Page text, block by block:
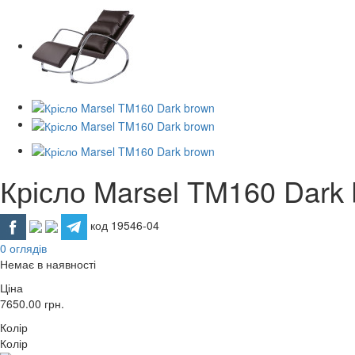
Крісло Marsel TM160 Dark
код 19546-04
0 оглядів
Немає в наявності
Ціна
7650.00 грн.
Колір
Колір